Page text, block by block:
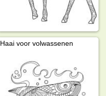
Haai voor volwassenen